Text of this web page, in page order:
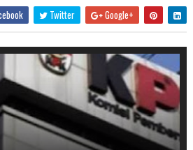
Twitter Google+